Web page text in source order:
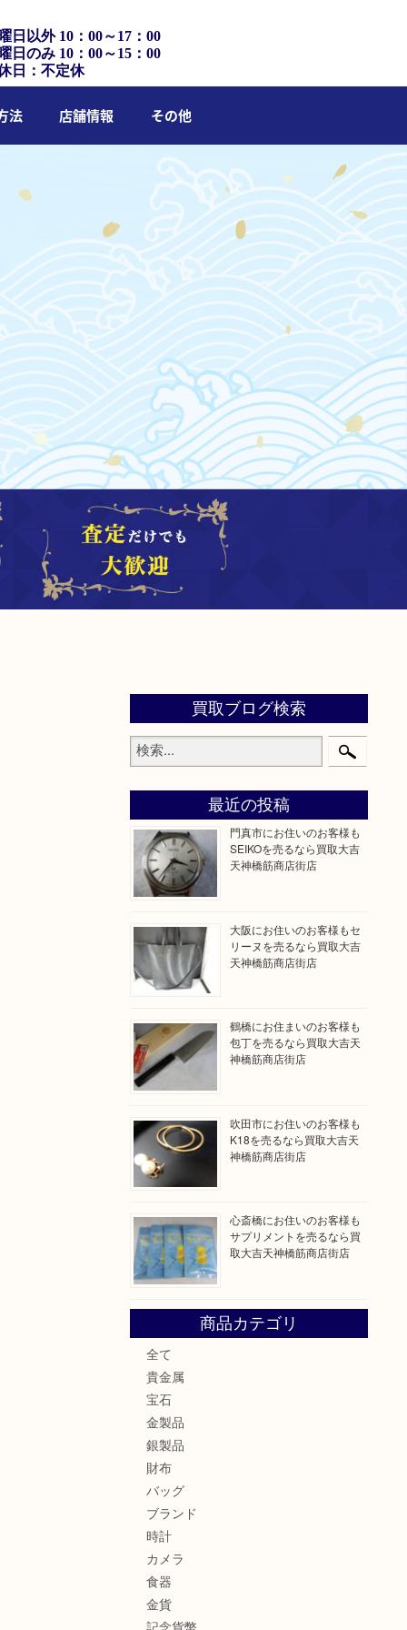
日以外 10：00～17：00
日のみ 10：00～15：00
日：不定休
法 店舗情報 その他
買取ブログ検索
最近の投稿
門真市にお住いのお客様も
SEIKOを売るなら買取大吉
天神橋筋商店街店
大阪にお住いのお客様もセ
リーヌを売るなら買取大吉
天神橋筋商店街店
鶴橋にお住まいのお客様も
包丁を売るなら買取大吉天
神橋筋商店街店
吹田市にお住いのお客様も
K18を売るなら買取大吉天
神橋筋商店街店
心斎橋にお住いのお客様も
サプリメントを売るなら買
取大吉天神橋筋商店街店
商品カテゴリ
全て
貴金属
宝石
金製品
銀製品
財布
バッグ
ブランド
時計
カメラ
食器
金貨
記念貨幣